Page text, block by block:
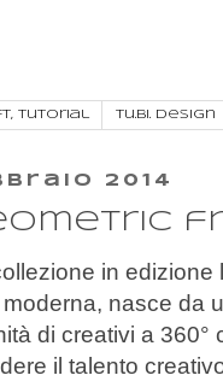
tutorial Tu.Bi. Design
2014
in edizione
nasce da
di creativi a
il talento